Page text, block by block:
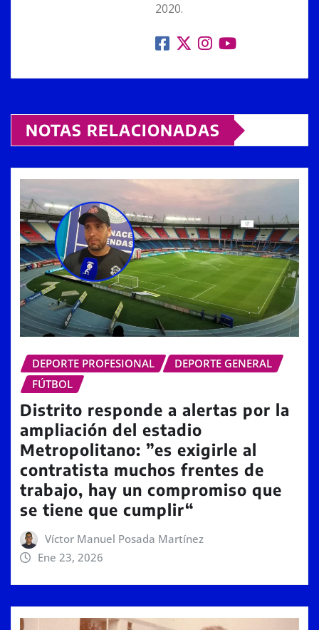
2020.
NOTAS RELACIONADAS
DEPORTE PROFESIONAL
DEPORTE GENERAL
FÚTBOL
Distrito responde a alertas por la
ampliación del estadio
Metropolitano: ”es exigirle al
contratista muchos frentes de
trabajo, hay un compromiso que
se tiene que cumplir“
Víctor Manuel Posada Martínez
Ene 23, 2026